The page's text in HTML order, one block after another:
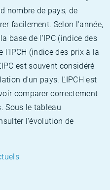
nombre de pays, de
facilement. Selon l'année,
base de l'IPC (indice des
l'IPCH (indice des prix à la
est souvent considéré
d'un pays. L'IPCH est
comparer correctement
Sous le tableau
l'évolution de